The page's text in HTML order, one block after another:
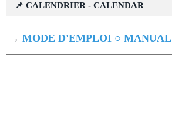
📌 CALENDRIER - CALENDAR
→ MODE D'EMPLOI ○ MANUAL